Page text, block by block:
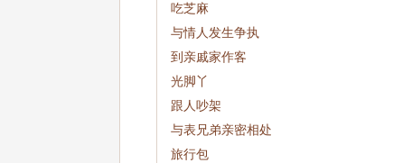
吃芝麻
与情人发生争执
到亲戚家作客
光脚丫
跟人吵架
与表兄弟亲密相处
旅行包